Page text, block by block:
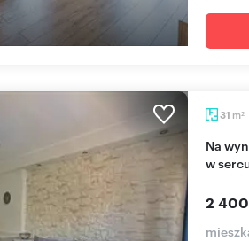
31 m2
Na wynajem przestronne 2-pokojowe mieszkanie
w
2